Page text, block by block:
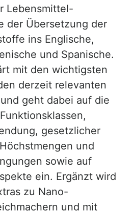
Lebensmittel-
der Übersetzung der
ins Englische,
und Spanische.
mit den wichtigsten
derzeit relevanten
geht dabei auf die
gesetzlicher
und
sowie auf
ein. Ergänzt wird
zu Nano-
und mit